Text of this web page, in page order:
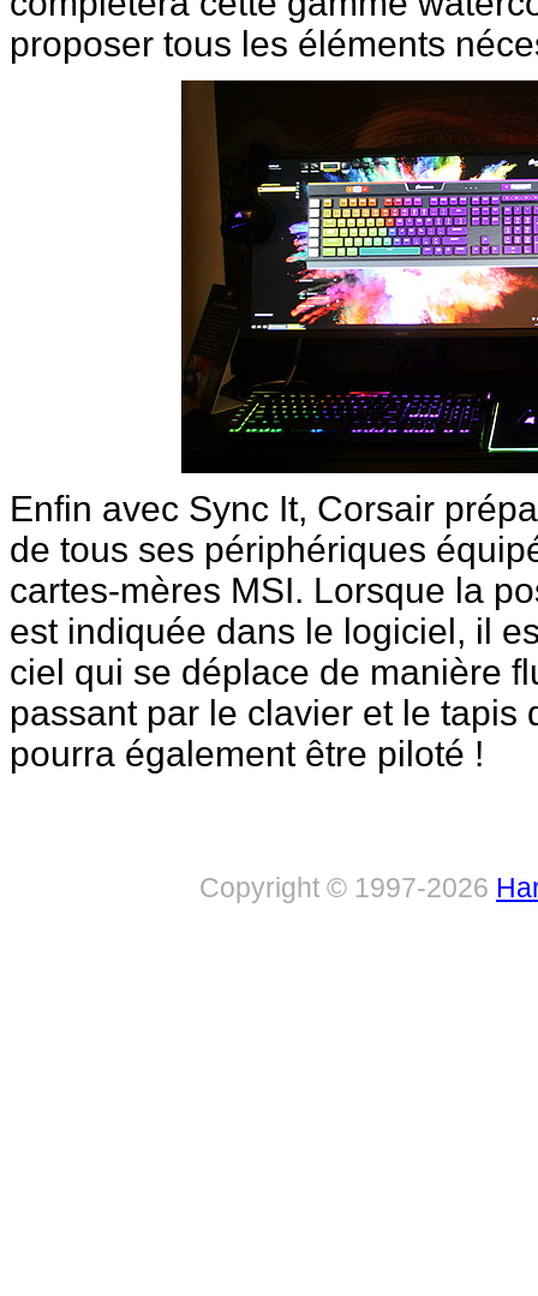
proposer tous les éléments
Enfin avec Sync It, Corsair
de tous ses périphériques
cartes-mères MSI. Lorsque la
est indiquée dans le logiciel, il
ciel qui se déplace de manière
passant par le clavier et le tapis
pourra également être piloté !
Copyright © 1997-2026